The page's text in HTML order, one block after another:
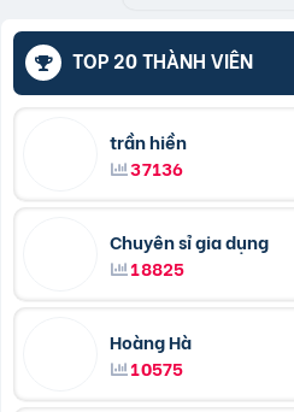
TOP 20 THÀNH VIÊN
trần hiền
37136
Chuyên sỉ gia dụng
18825
Hoàng Hà
10575